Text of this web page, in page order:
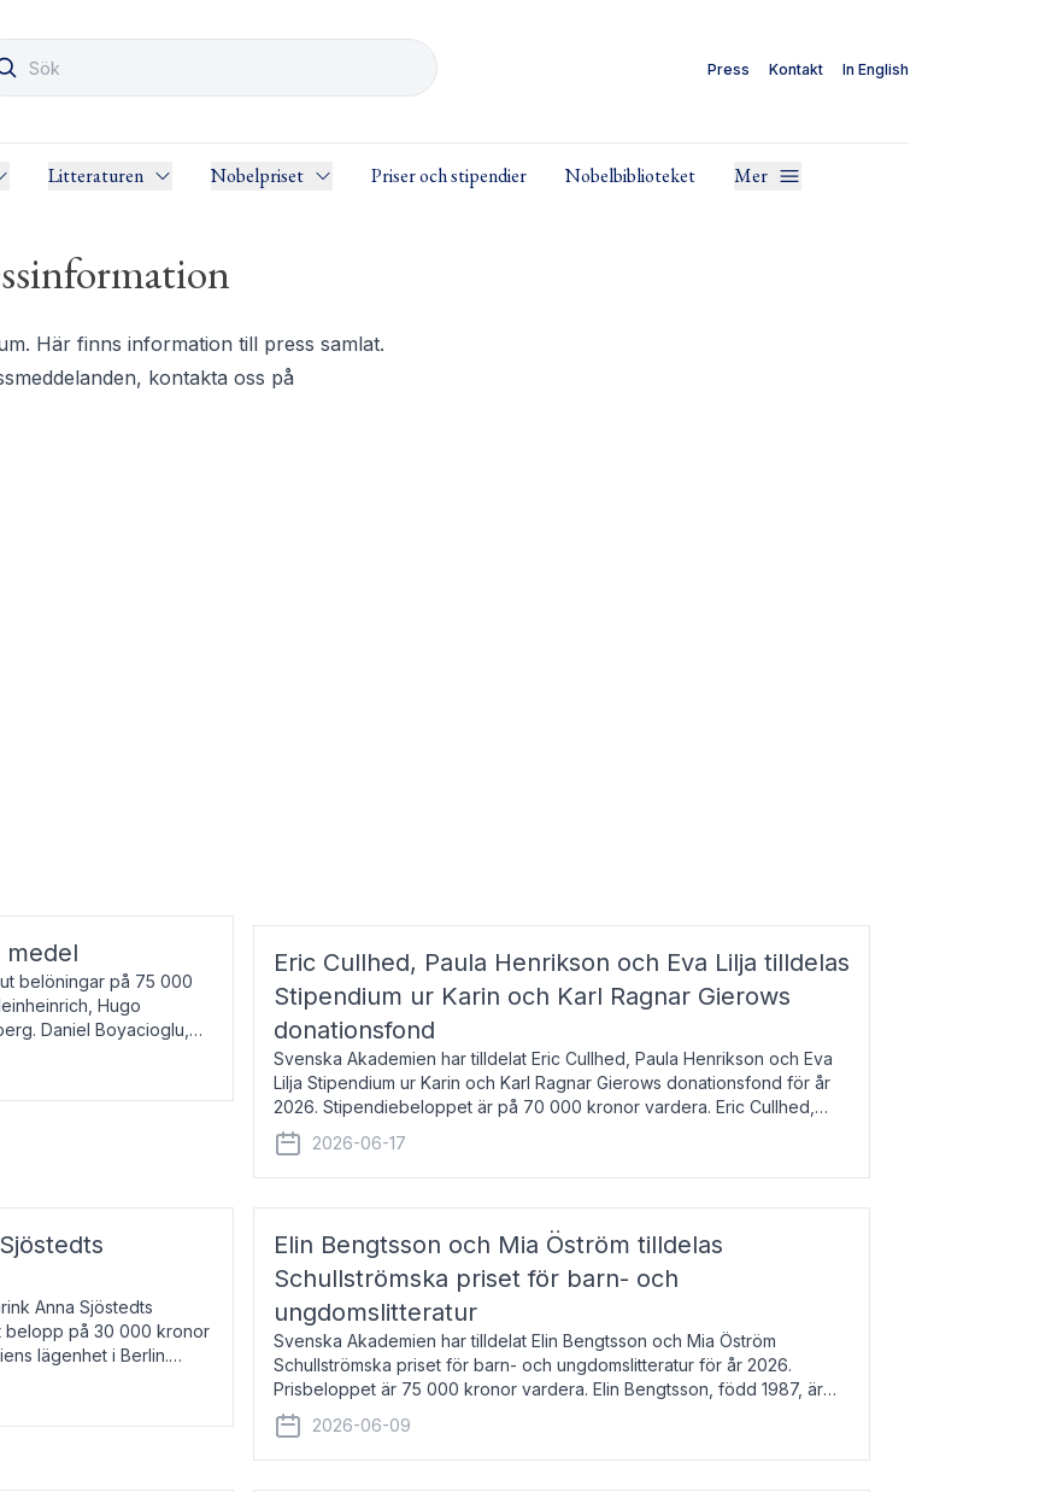
Press Kontakt In English
Litteraturen Nobelpriset Priser och stipendier Nobelbiblioteket Mer
Här finns information till press samlat.
kontakta oss på
medel
belöningar på 75 000
Hugo
Daniel Boyacioglu,
Eric Cullhed, Paula Henrikson och Eva Lilja tilldelas
Stipendium ur Karin och Karl Ragnar Gierows
donationsfond
Svenska Akademien har tilldelat Eric Cullhed, Paula Henrikson och Eva
Lilja Stipendium ur Karin och Karl Ragnar Gierows donationsfond för år
2026. Stipendiebeloppet är på 70 000 kronor vardera. Eric Cullhed,
född 1985, är professor i grekis
2026-06-17
Anna Sjöstedts
belopp på 30 000 kronor
lägenhet i Berlin.
Elin Bengtsson och Mia Öström tilldelas
Schullströmska priset för barn- och
ungdomslitteratur
Svenska Akademien har tilldelat Elin Bengtsson och Mia Öström
Schullströmska priset för barn- och ungdomslitteratur för år 2026.
Prisbeloppet är 75 000 kronor vardera. Elin Bengtsson, född 1987, är
författare och forskare i genusvetenskap.
2026-06-09